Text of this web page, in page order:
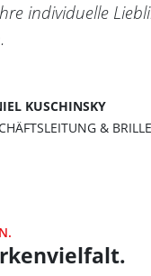
individuelle
KUSCHINSKY
&